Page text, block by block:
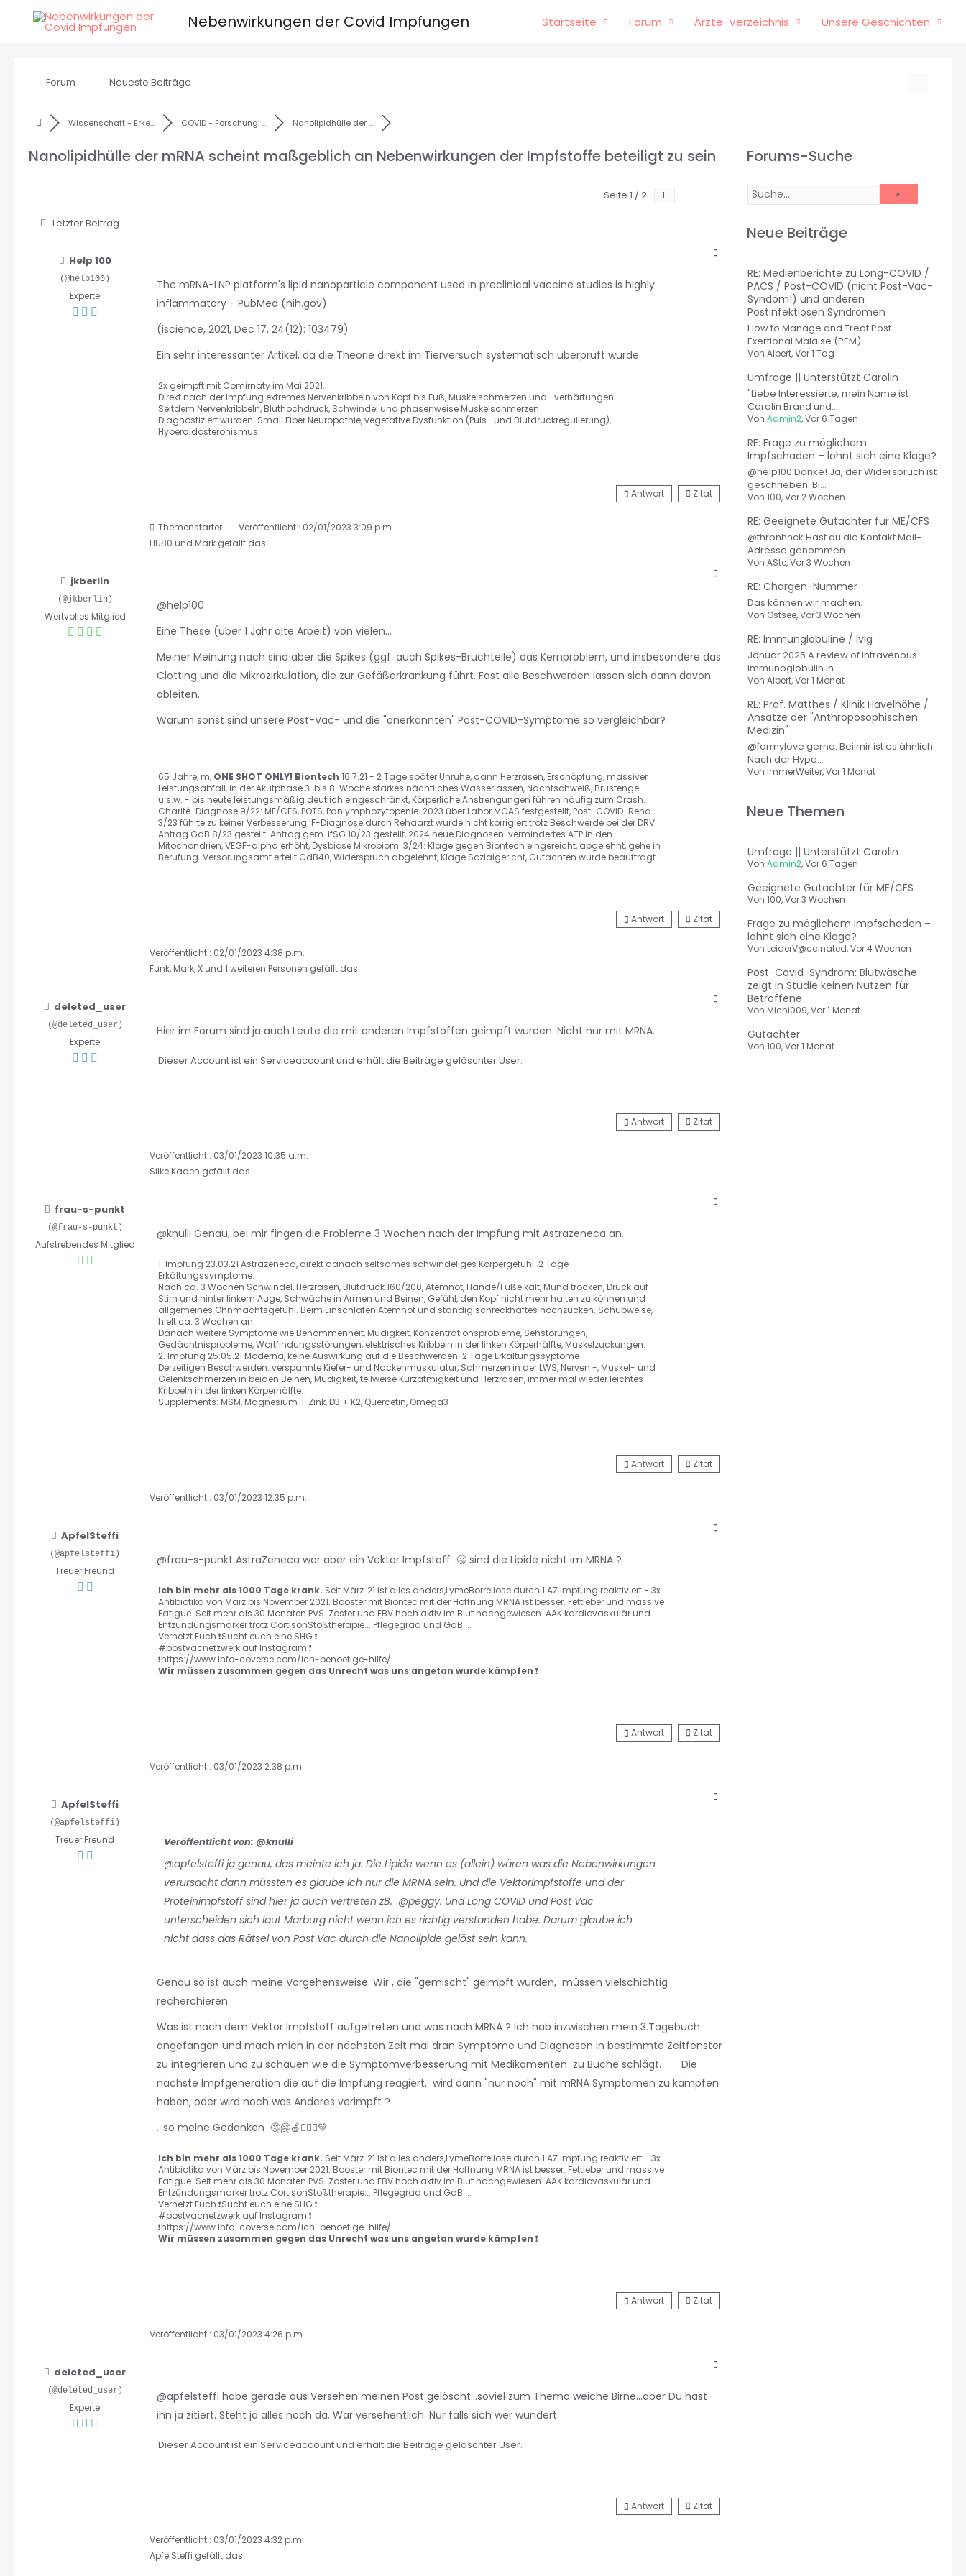
Nebenwirkungen der Covid Impfungen Startseite Forum Ärzte-Verzeichnis Unsere Geschichten
Forum Neueste Beiträge
Wissenschaft - Erke... COVID - Forschung: ... Nanolipidhülle der ...
Nanolipidhülle der mRNA scheint maßgeblich an Nebenwirkungen der Impfstoffe beteiligt zu sein
Seite 1 / 2
Letzter Beitrag
Help 100
(@help100)
Experte
The mRNA-LNP platform's lipid nanoparticle component used in preclinical vaccine studies is highly
inflammatory - PubMed (nih.gov)
(iscience, 2021, Dec 17, 24(12): 103479)
Ein sehr interessanter Artikel, da die Theorie direkt im Tierversuch systematisch überprüft wurde.
2x geimpft mit Comirnaty im Mai 2021.
Direkt nach der Impfung extremes Nervenkribbeln von Kopf bis Fuß, Muskelschmerzen und -verhärtungen
Seitdem Nervenkribbeln, Bluthochdruck, Schwindel und phasenweise Muskelschmerzen
Diagnostiziert wurden: Small Fiber Neuropathie, vegetative Dysfunktion (Puls- und Blutdruckregulierung),
Hyperaldosteronismus
Antwort Zitat
Themenstarter
Veröffentlicht : 02/01/2023 3:09 p.m.
HU80 und Mark gefällt das
jkberlin
(@jkberlin)
Wertvolles Mitglied
@help100
Eine These (über 1 Jahr alte Arbeit) von vielen...
Meiner Meinung nach sind aber die Spikes (ggf. auch Spikes-Bruchteile) das Kernproblem, und insbesondere das
Clotting und die Mikrozirkulation, die zur Gefäßerkrankung führt. Fast alle Beschwerden lassen sich dann davon
ableiten.
Warum sonst sind unsere Post-Vac- und die "anerkannten" Post-COVID-Symptome so vergleichbar?
65 Jahre, m, ONE SHOT ONLY! Biontech 16.7.21 - 2 Tage später Unruhe, dann Herzrasen, Erschöpfung, massiver
Leistungsabfall, in der Akutphase 3. bis 8. Woche starkes nächtliches Wasserlassen, Nachtschweiß, Brustenge
u.s.w. - bis heute leistungsmäßig deutlich eingeschränkt, Körperliche Anstrengungen führen häufig zum Crash.
Charité-Diagnose 9/22: ME/CFS, POTS, Panlymphozytopenie. 2023 über Labor MCAS festgestellt, Post-COVID-Reha
3/23 führte zu keiner Verbesserung. F-Diagnose durch Rehaarzt wurde nicht korrigiert trotz Beschwerde bei der DRV.
Antrag GdB 8/23 gestellt. Antrag gem. IfSG 10/23 gestellt, 2024 neue Diagnosen: vermindertes ATP in den
Mitochondrien, VEGF-alpha erhöht, Dysbiose Mikrobiom. 3/24: Klage gegen Biontech eingereicht, abgelehnt, gehe in
Berufung. Versorungsamt erteilt GdB40, Widerspruch abgelehnt, Klage Sozialgericht, Gutachten wurde beauftragt.
Antwort Zitat
Veröffentlicht : 02/01/2023 4:38 p.m.
Funk, Mark,X und 1 weiteren Personen gefällt das
deleted_user
(@deleted_user)
Experte
Hier im Forum sind ja auch Leute die mit anderen Impfstoffen geimpft wurden. Nicht nur mit MRNA.
Dieser Account ist ein Serviceaccount und erhält die Beiträge gelöschter User.
Antwort Zitat
Veröffentlicht : 03/01/2023 10:35 a.m.
Silke Kaden gefällt das
frau-s-punkt
(@frau-s-punkt)
Aufstrebendes Mitglied
@knulli Genau, bei mir fingen die Probleme 3 Wochen nach der Impfung mit Astrazeneca an.
1. Impfung 23.03.21 Astrazeneca, direkt danach seltsames schwindeliges Körpergefühl. 2 Tage
Erkältungssymptome.
Nach ca. 3 Wochen Schwindel, Herzrasen, Blutdruck 160/200, Atemnot, Hände/Füße kalt, Mund trocken, Druck auf
Stirn und hinter linkem Auge, Schwäche in Armen und Beinen, Gefühl, den Kopf nicht mehr halten zu können und
allgemeines Ohnmachtsgefühl. Beim Einschlafen Atemnot und ständig schreckhaftes hochzucken. Schubweise,
hielt ca. 3 Wochen an.
Danach weitere Symptome wie Benommenheit, Müdigkeit, Konzentrationsprobleme, Sehstörungen,
Gedächtnisprobleme, Wortfindungsstörungen, elektrisches Kribbeln in der linken Körperhälfte, Muskelzuckungen.
2. Impfung 25.05.21 Moderna, keine Auswirkung auf die Beschwerden. 2 Tage Erkältungssyptome
Derzeitigen Beschwerden: verspannte Kiefer- und Nackenmuskulatur, Schmerzen in der LWS, Nerven -, Muskel- und
Gelenkschmerzen in beiden Beinen, Müdigkeit, teilweise Kurzatmigkeit und Herzrasen, immer mal wieder leichtes
Kribbeln in der linken Körperhälfte.
Supplements: MSM, Magnesium + Zink, D3 + K2, Quercetin, Omega3
Antwort Zitat
Veröffentlicht : 03/01/2023 12:35 p.m.
ApfelSteffi
(@apfelsteffi)
Treuer Freund
@frau-s-punkt AstraZeneca war aber ein Vektor Impfstoff 🤔 sind die Lipide nicht im MRNA ?
Ich bin mehr als 1000 Tage krank. Seit März '21 ist alles anders,LymeBorreliose durch 1.AZ Impfung reaktiviert - 3x
Antibiotika von März bis November 2021. Booster mit Biontec mit der Hoffnung MRNA ist besser. Fettleber und massive
Fatigue. Seit mehr als 30 Monaten PVS. Zoster und EBV hoch aktiv im Blut nachgewiesen. AAK kardiovaskulär und
Entzündungsmarker trotz CortisonStoßtherapie....Pflegegrad und GdB....
Vernetzt Euch ❗️Sucht euch eine SHG ❗️
#postvacnetzwerk auf Instagram ❗️
❗️https://www.info-coverse.com/ich-benoetige-hilfe/
Wir müssen zusammen gegen das Unrecht was uns angetan wurde kämpfen ❗️
Antwort Zitat
Veröffentlicht : 03/01/2023 2:38 p.m.
ApfelSteffi
(@apfelsteffi)
Treuer Freund Veröffentlicht von: @knulli
@apfelsteffija genau, das meinte ich ja. Die Lipide wenn es (allein) wären was die Nebenwirkungen
verursacht dann müssten es glaube ich nur die MRNA sein. Und die Vektorimpfstoffe und der
Proteinimpfstoff sind hier ja auch vertreten zB. @peggy. Und Long COVID und Post Vac
unterscheiden sich laut Marburg nicht wenn ich es richtig verstanden habe. Darum glaube ich
nicht dass das Rätsel von Post Vac durch die Nanolipide gelöst sein kann.
Genau so ist auch meine Vorgehensweise. Wir , die "gemischt" geimpft wurden, müssen vielschichtig
recherchieren.
Was ist nach dem Vektor Impfstoff aufgetreten und was nach MRNA ? Ich hab inzwischen mein 3.Tagebuch
angefangen und mach mich in der nächsten Zeit mal dran Symptome und Diagnosen in bestimmte Zeitfenster
zu integrieren und zu schauen wie die Symptomverbesserung mit Medikamenten zu Buche schlägt. Die
nächste Impfgeneration die auf die Impfung reagiert, wird dann "nur noch" mit mRNA Symptomen zu kämpfen
haben, oder wird noch was Anderes verimpft ?
...so meine Gedanken 🤔🤗🍏🙋🏼‍♀️💚
Ich bin mehr als 1000 Tage krank. Seit März '21 ist alles anders,LymeBorreliose durch 1.AZ Impfung reaktiviert - 3x
Antibiotika von März bis November 2021. Booster mit Biontec mit der Hoffnung MRNA ist besser. Fettleber und massive
Fatigue. Seit mehr als 30 Monaten PVS. Zoster und EBV hoch aktiv im Blut nachgewiesen. AAK kardiovaskulär und
Entzündungsmarker trotz CortisonStoßtherapie....Pflegegrad und GdB....
Vernetzt Euch ❗️Sucht euch eine SHG ❗️
#postvacnetzwerk auf Instagram ❗️
❗️https://www.info-coverse.com/ich-benoetige-hilfe/
Wir müssen zusammen gegen das Unrecht was uns angetan wurde kämpfen ❗️
Antwort Zitat
Veröffentlicht : 03/01/2023 4:26 p.m.
deleted_user
(@deleted_user)
Experte
@apfelsteffi habe gerade aus Versehen meinen Post gelöscht...soviel zum Thema weiche Birne...aber Du hast
ihn ja zitiert. Steht ja alles noch da. War versehentlich. Nur falls sich wer wundert.
Dieser Account ist ein Serviceaccount und erhält die Beiträge gelöschter User.
Antwort Zitat
Veröffentlicht : 03/01/2023 4:32 p.m.
ApfelSteffi gefällt das
Forums-Suche
Neue Beiträge
RE: Medienberichte zu Long-COVID /
PACS / Post-COVID (nicht Post-Vac-
Syndom!) und anderen
Postinfektiösen Syndromen
How to Manage and Treat Post-
Exertional Malaise (PEM)
Von Albert, Vor 1 Tag
Umfrage || Unterstützt Carolin
"Liebe Interessierte, mein Name ist
Carolin Brand und...
Von Admin2, Vor 6 Tagen
RE: Frage zu möglichem
Impfschaden – lohnt sich eine Klage?
@help100 Danke! Ja, der Widerspruch ist
geschrieben. Bi...
Von 100, Vor 2 Wochen
RE: Geeignete Gutachter für ME/CFS
@thrbnhnck Hast du die Kontakt Mail-
Adresse genommen...
Von ASte, Vor 3 Wochen
RE: Chargen-Nummer
Das können wir machen.
Von Ostsee, Vor 3 Wochen
RE: Immunglobuline / IvIg
Januar 2025 A review of intravenous
immunoglobulin in...
Von Albert, Vor 1 Monat
RE: Prof. Matthes / Klinik Havelhöhe /
Ansätze der "Anthroposophischen
Medizin"
@formylove gerne. Bei mir ist es ähnlich.
Nach der Hype...
Von ImmerWeiter, Vor 1 Monat
Neue Themen
Umfrage || Unterstützt Carolin
Von Admin2,Vor 6 Tagen
Geeignete Gutachter für ME/CFS
Von 100,Vor 3 Wochen
Frage zu möglichem Impfschaden –
lohnt sich eine Klage?
Von LeiderV@ccinated,Vor 4 Wochen
Post-Covid-Syndrom: Blutwäsche
zeigt in Studie keinen Nutzen für
Betroffene
Von Michi009,Vor 1 Monat
Gutachter
Von 100,Vor 1 Monat